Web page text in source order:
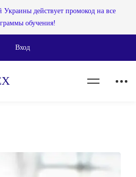
Украины действует промокод на все
обучения!
Вход